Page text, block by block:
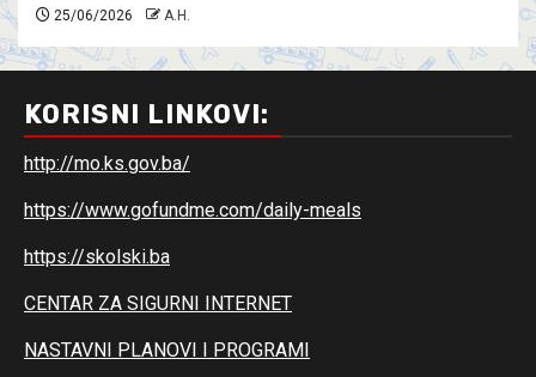
25/06/2026 A.H.
KORISNI LINKOVI:
http://mo.ks.gov.ba/
https://www.gofundme.com/daily-meals
https://skolski.ba
CENTAR ZA SIGURNI INTERNET
NASTAVNI PLANOVI I PROGRAMI